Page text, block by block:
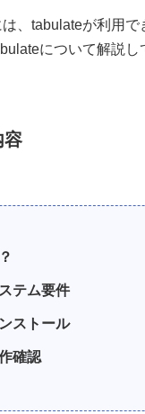
、tabulateが利用で
について解説し
容
テム要件
ストール
確認